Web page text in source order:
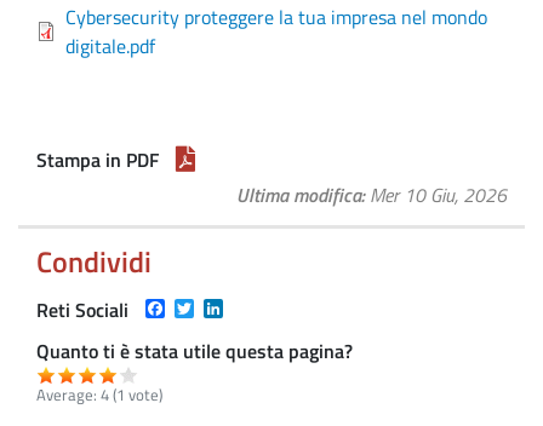
Cybersecurity proteggere la tua impresa nel mondo
digitale.pdf
Stampa in PDF
Ultima modifica Mer 10 Giu, 2026
Condividi
Reti Sociali Facebook
Twitter
Quanto ti è stata utile questa pagina?
Average: 4(1 vote)